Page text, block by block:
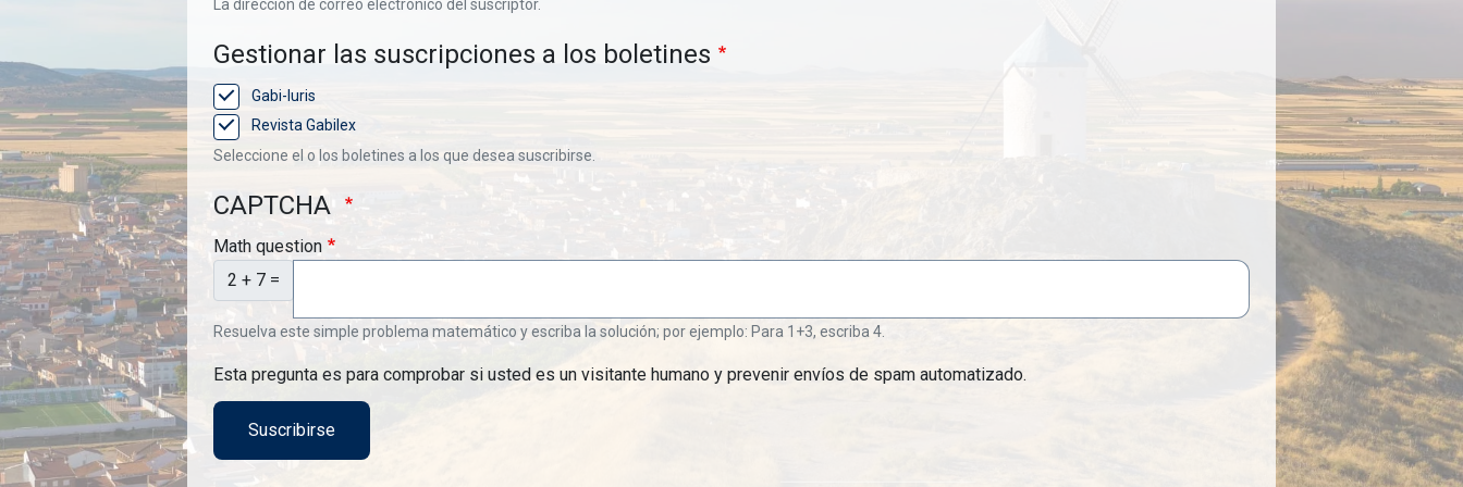
La dirección de correo electrónico del suscriptor.
Gestionar las suscripciones a los boletines
Gabi-Iuris
Revista Gabilex
Seleccione el o los boletines a los que desea suscribirse.
CAPTCHA
Math question
2 + 7 =
Resuelva este simple problema matemático y escriba la solución; por ejemplo: Para 1+3, escriba 4.
Esta pregunta es para comprobar si usted es un visitante humano y prevenir envíos de spam automatizado.